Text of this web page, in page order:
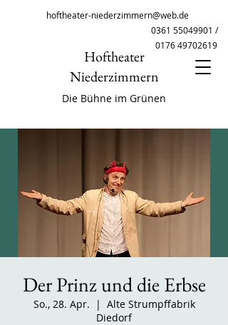
hoftheater-niederzimmern@web.de
Hoftheater
Niederzimmern
0361 55049901 /
0176 49702619
Die Bühne im Grünen
Der Prinz und die Erbse
So., 28. Apr.
  |
Alte Strumpffabrik
Diedorf